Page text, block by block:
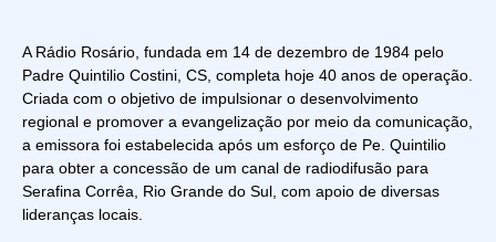
A Rádio Rosário, fundada em 14 de dezembro de 1984 pelo
Padre Quintilio Costini, CS, completa hoje 40 anos de operação.
Criada com o objetivo de impulsionar o desenvolvimento
regional e promover a evangelização por meio da comunicação,
a emissora foi estabelecida após um esforço de Pe. Quintilio
para obter a concessão de um canal de radiodifusão para
Serafina Corrêa, Rio Grande do Sul, com apoio de diversas
lideranças locais.